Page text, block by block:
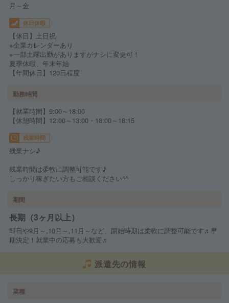
月～金
休日休暇
【休日】土日祝
※企業カレンダーあり
※一部土曜出勤がありますがナシに変更可！
夏季休暇、年末年始
【年間休日】120日程度
勤務時間
【就業時間】9:00～18:00
【休憩時間】12:00～13:00・18:00～18:15
残業時間
残業ナシ♪
残業時間は柔軟に調整可能です♪
しっかり稼ぎたい方もご相談ください^^
期間
長期（3ヶ月以上）
即日や9月～,10月～,11月～など、開始時期は柔軟に調整可能です♬早
期決定！就業中の応募も大歓迎♬
派遣先の情報
業種